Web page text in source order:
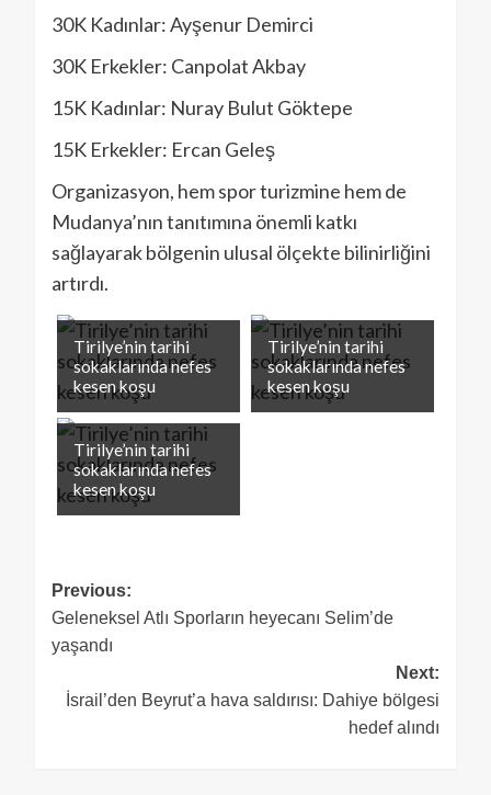
30K Kadınlar: Ayşenur Demirci
30K Erkekler: Canpolat Akbay
15K Kadınlar: Nuray Bulut Göktepe
15K Erkekler: Ercan Geleş
Organizasyon, hem spor turizmine hem de
Mudanya’nın tanıtımına önemli katkı
sağlayarak bölgenin ulusal ölçekte bilinirliğini
artırdı.
Tirilye’nin tarihi
sokaklarında nefes
kesen koşu
Tirilye’nin tarihi
sokaklarında nefes
kesen koşu
Tirilye’nin tarihi
sokaklarında nefes
kesen koşu
Previous:
Geleneksel Atlı Sporların heyecanı Selim’de
yaşandı
Next:
İsrail’den Beyrut’a hava saldırısı: Dahiye bölgesi
hedef alındı